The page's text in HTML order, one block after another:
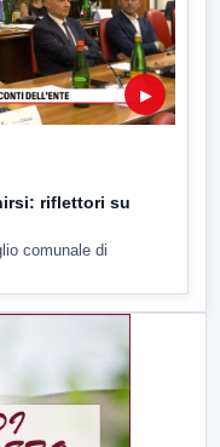
▶
riflettori su
comunale di